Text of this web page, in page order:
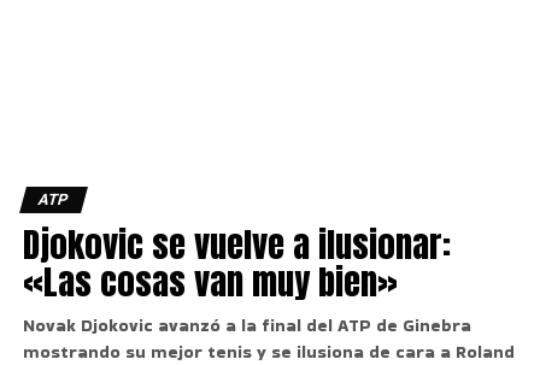
ATP
Djokovic se vuelve a ilusionar:
«Las cosas van muy bien»
Novak Djokovic avanzó a la final del ATP de Ginebra
mostrando su mejor tenis y se ilusiona de cara a Roland